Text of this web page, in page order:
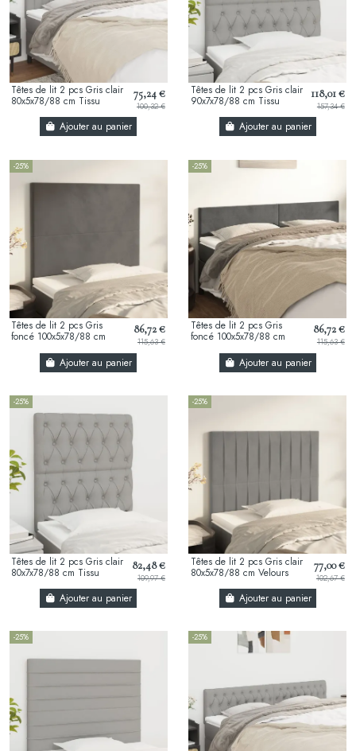
Têtes de lit 2 pcs Gris clair
80x5x78/88 cm Tissu
75,24 €
100,32 €
Ajouter au panier
Têtes de lit 2 pcs Gris clair
90x7x78/88 cm Tissu
118,01 €
157,34 €
Ajouter au panier
-25%
Têtes de lit 2 pcs Gris
foncé 100x5x78/88 cm
86,72 €
115,63 €
Ajouter au panier
-25%
Têtes de lit 2 pcs Gris
foncé 100x5x78/88 cm
86,72 €
115,63 €
Ajouter au panier
-25%
Têtes de lit 2 pcs Gris clair
80x7x78/88 cm Tissu
82,48 €
109,97 €
Ajouter au panier
-25%
Têtes de lit 2 pcs Gris clair
80x5x78/88 cm Velours
77,00 €
102,67 €
Ajouter au panier
-25% -25%